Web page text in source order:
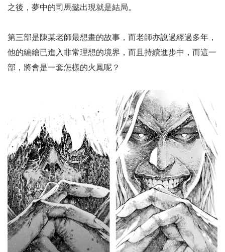
之後，夢中的司馬懿出現就是結局。
第三部是陳某老師最想畫的故事，而老師亦說過經過多年，
他的編繪已進入非常理想的境界，而且持續進步中，而這一
部，將會是一套怎樣的火鳳呢？